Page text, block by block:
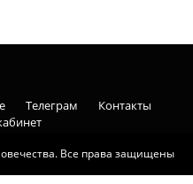
Все права защищены
Телеграм
Контакты